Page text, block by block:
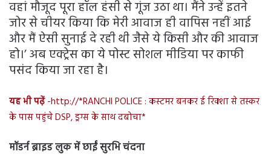
वहां मौजूद पूरा हॉल हंसी से गूंज उठा था। मैंने उन्हें इतने
जोर से चीयर किया कि मेरी आवाज ही वापिस नहीं आई
और मैं ऐसी सुनाई दे रही थी जैसे ये किसी और की आवाज
हो।’ अब एक्ट्रेस का ये पोस्ट सोशल मीडिया पर काफी
पसंद किया जा रहा है।
यह भी पढ़ें-http://*RANCHI POLICE : कस्टमर बनकर ई रिक्शा से तस्कर
के पास पहुंचे DSP, ड्रग्स के साथ दबोचा*
मॉडर्न ब्राइड लुक में छाईं सुरभि चंदना